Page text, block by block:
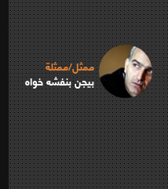
ممثل/ممثلة
بیجن بنفشه خواه